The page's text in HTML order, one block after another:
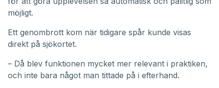
möjligt.
Ett genombrott kom när tidigare spår kunde visas
direkt på sjökortet.
– Då blev funktionen mycket mer relevant i praktiken,
och inte bara något man tittade på i efterhand.